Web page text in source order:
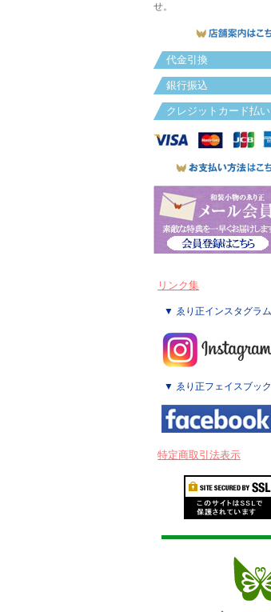
せ。
代金引換
銀行振込
クレジットカード払い
リンク集
▼ ゑり正インスタグラム
▼ ゑり正フェイスブック
特定商取引法表示